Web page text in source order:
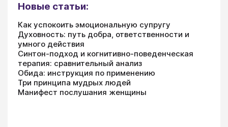
Новые статьи:
Как успокоить эмоциональную супругу
Духовность: путь добра, ответственности и
умного действия
Синтон-подход и когнитивно-поведенческая
терапия: сравнительный анализ
Обида: инструкция по применению
Три принципа мудрых людей
Манифест послушания женщины